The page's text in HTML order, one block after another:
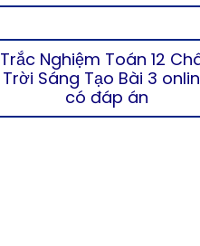
Trắc Nghiệm Toán 12
Trời Sáng Tạo Bài 3
có đáp án